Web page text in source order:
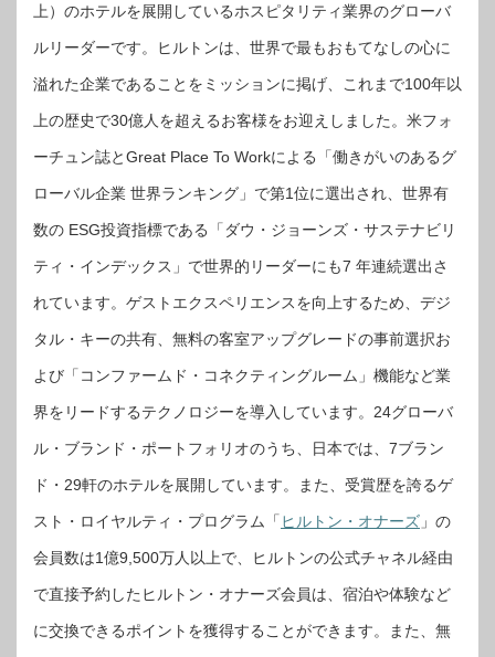
上）のホテルを展開しているホスピタリティ業界のグローバ
ルリーダーです。ヒルトンは、世界で最もおもてなしの心に
溢れた企業であることをミッションに掲げ、これまで100年以
上の歴史で30億人を超えるお客様をお迎えしました。米フォ
ーチュン誌とGreat Place To Workによる「働きがいのあるグ
ローバル企業 世界ランキング」で第1位に選出され、世界有
数の ESG投資指標である「ダウ・ジョーンズ・サステナビリ
ティ・インデックス」で世界的リーダーにも7 年連続選出さ
れています。ゲストエクスペリエンスを向上するため、デジ
タル・キーの共有、無料の客室アップグレードの事前選択お
よび「コンファームド・コネクティングルーム」機能など業
界をリードするテクノロジーを導入しています。24グローバ
ル・ブランド・ポートフォリオのうち、日本では、7ブラン
ド・29軒のホテルを展開しています。また、受賞歴を誇るゲ
スト・ロイヤルティ・プログラム「 ヒルトン・オナーズ 」の
会員数は1億9,500万人以上で、ヒルトンの公式チャネル経由
で直接予約したヒルトン・オナーズ会員は、宿泊や体験など
に交換できるポイントを獲得することができます。また、無